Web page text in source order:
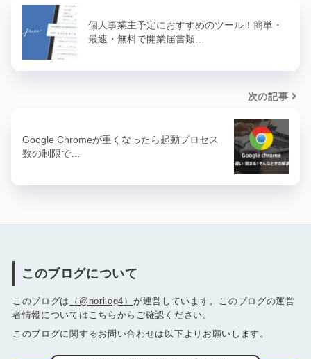
個人事業主予定におすすめのツール！簡単・
最速・無料で開業届書類…
次の記事
Google Chromeが重くなったら起動プロセス
数の制限で…
このブログについて
このブログは （@norilog4） が運営しています。このブログの運営
者情報については こちら からご確認ください。
このブログに関するお問い合わせは以下よりお願いします。